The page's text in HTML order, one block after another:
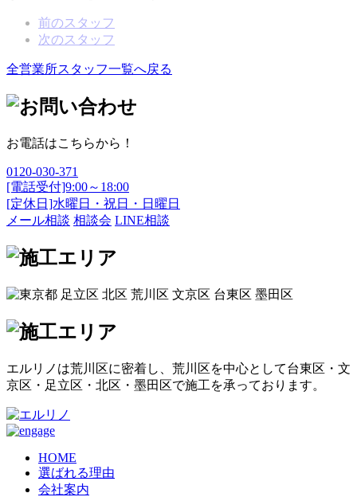
前のスタッフ
次のスタッフ
全営業所スタッフ一覧へ戻る
お電話はこちらから！
0120-030-371
[電話受付]9:00～18:00
[定休日]水曜日・祝日・日曜日
メール相談 相談会 LINE相談
エルリノは荒川区に密着し、荒川区を中心として台東区・文
京区・足立区・北区・墨田区で施工を承っております。
HOME
選ばれる理由
会社案内